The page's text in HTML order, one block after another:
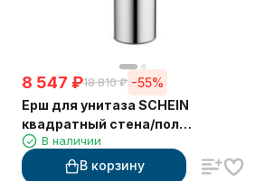
8 547 ₽18 810 ₽ -55%
Ерш для унитаза SCHEIN
квадратный стена/пол
хромированный (9364CH)
В наличии
В корзину